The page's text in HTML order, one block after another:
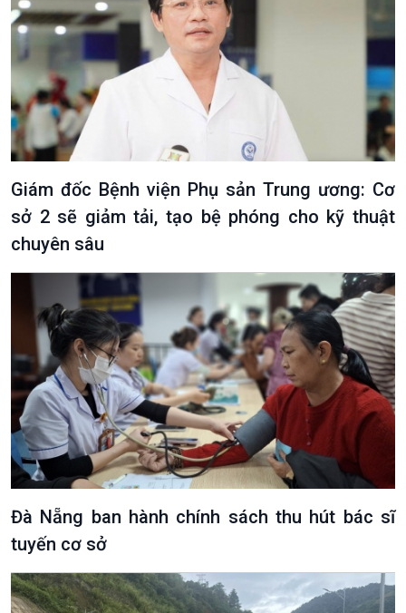
Giám đốc Bệnh viện Phụ sản Trung ương: Cơ
sở 2 sẽ giảm tải, tạo bệ phóng cho kỹ thuật
chuyên sâu
Đà Nẵng ban hành chính sách thu hút bác sĩ
tuyến cơ sở